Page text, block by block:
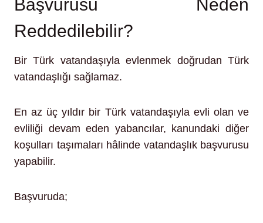
Başvurusu Neden
Reddedilebilir?
Bir Türk vatandaşıyla evlenmek doğrudan Türk
vatandaşlığı sağlamaz.
En az üç yıldır bir Türk vatandaşıyla evli olan ve
evliliği devam eden yabancılar, kanundaki diğer
koşulları taşımaları hâlinde vatandaşlık başvurusu
yapabilir.
Başvuruda;